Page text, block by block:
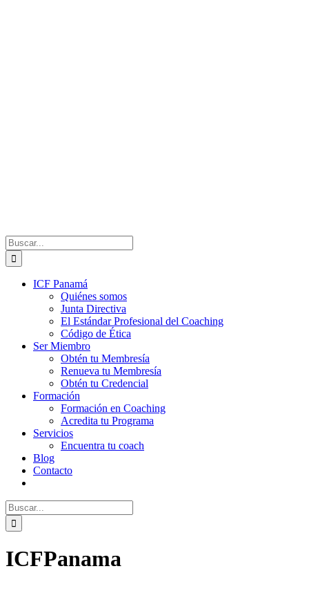
Buscar:
ICF Panamá
Quiénes somos
Junta Directiva
El Estándar Profesional del Coaching
Código de Ética
Ser Miembro
Obtén tu Membresía
Renueva tu Membresía
Obtén tu Credencial
Formación
Formación en Coaching
Acredita tu Programa
Servicios
Encuentra tu coach
Blog
Contacto
Buscar:
ICFPanama